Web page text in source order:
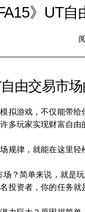
》UT
自由交易市
拟游戏，不仅能带
多玩家实现财富自由
规律，就能在这里轻
？简单来说，就是
投资者，你的任务就